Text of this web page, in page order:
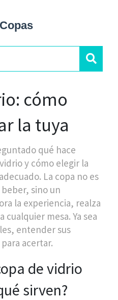
cómo
la tuya
qué hace
y cómo elegir la
La copa no es
sino un
la experiencia, realza
cualquier mesa. Ya sea
entender sus
acertar.
de vidrio
sirven?